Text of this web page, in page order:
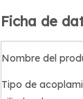
Ficha de
Nombre del
Tipo de